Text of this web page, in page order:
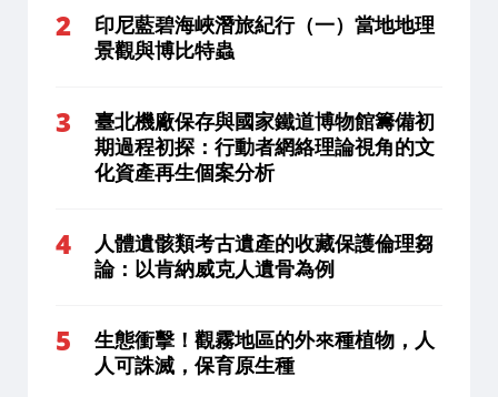
印尼藍碧海峽潛旅紀行（一）當地地理
景觀與博比特蟲
臺北機廠保存與國家鐵道博物館籌備初
期過程初探：行動者網絡理論視角的文
化資產再生個案分析
人體遺骸類考古遺產的收藏保護倫理芻
論：以肯納威克人遺骨為例
生態衝擊！觀霧地區的外來種植物，人
人可誅滅，保育原生種